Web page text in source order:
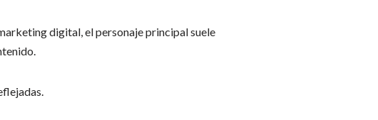
digital, el personaje principal suele